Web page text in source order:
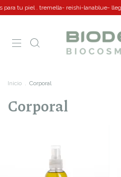
. tremella- reishi-lanablue- llega fungia
Inicio . Corporal
Corporal